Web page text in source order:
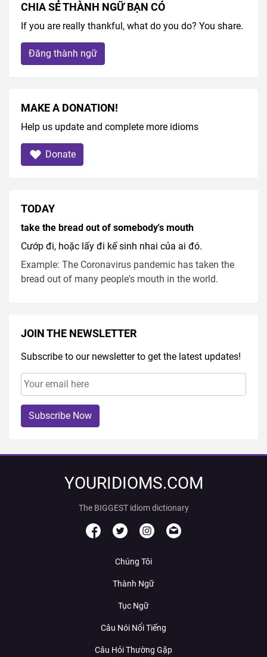
CHIA SẺ THÀNH NGỮ BẠN CÓ
If you are really thankful, what do you do? You share.
Đăng thành ngữ
MAKE A DONATION!
Help us update and complete more idioms
Donate
TODAY
take the bread out of somebody's mouth
Cướp đi, hoặc lấy đi kế sinh nhai của ai đó.
Example: The Coronavirus pandemic has taken the
bread out of many people's mouth in the world.
JOIN THE NEWSLETTER
Subscribe to our newsletter to get the latest updates!
Subscribe Now
YOURIDIOMS.COM
The BIGGEST idiom dictionary
Chúng Tôi
Thành Ngữ
Tục Ngữ
Câu Nói Nổi Tiếng
Câu Hỏi Thường Gặp